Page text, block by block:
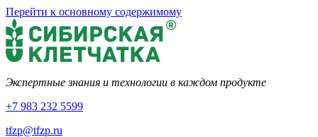
Перейти к основному содержимому
Экспертные знания и технологии в каждом продукте
+7 983 232 5599
tfzp@tfzp.ru